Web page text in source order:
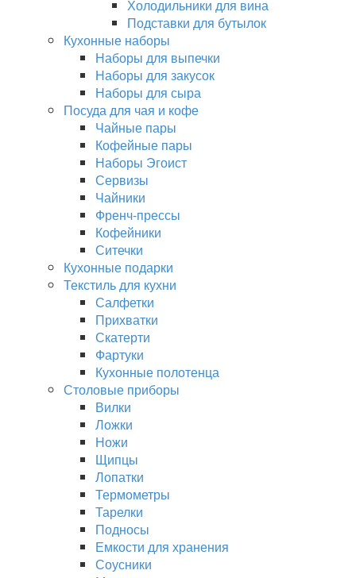
Холодильники для вина
Подставки для бутылок
Кухонные наборы
Наборы для выпечки
Наборы для закусок
Наборы для сыра
Посуда для чая и кофе
Чайные пары
Кофейные пары
Наборы Эгоист
Сервизы
Чайники
Френч-прессы
Кофейники
Ситечки
Кухонные подарки
Текстиль для кухни
Салфетки
Прихватки
Скатерти
Фартуки
Кухонные полотенца
Столовые приборы
Вилки
Ложки
Ножи
Щипцы
Лопатки
Термометры
Тарелки
Подносы
Емкости для хранения
Соусники